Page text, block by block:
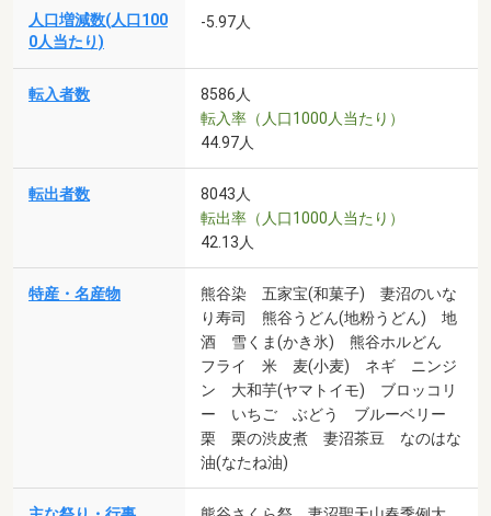
人口増減数(人口100
0人当たり)
-5.97人
転入者数
8586人
転入率（人口1000人当たり）
44.97人
転出者数
8043人
転出率（人口1000人当たり）
42.13人
特産・名産物
熊谷染 五家宝(和菓子) 妻沼のいな
り寿司 熊谷うどん(地粉うどん) 地
酒 雪くま(かき氷) 熊谷ホルどん
フライ 米 麦(小麦) ネギ ニンジ
ン 大和芋(ヤマトイモ) ブロッコリ
ー いちご ぶどう ブルーベリー
栗 栗の渋皮煮 妻沼茶豆 なのはな
油(なたね油)